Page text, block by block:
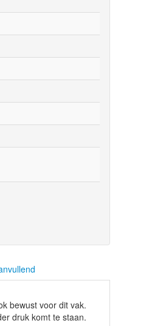
bewust voor dit vak.
druk komt te staan.